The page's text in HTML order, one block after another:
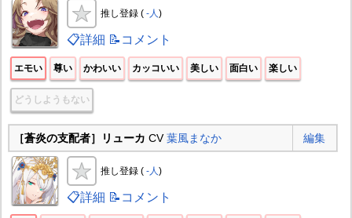
推し登録 ( -人)
📋詳細 📝コメント
エモい 尊い かわいい カッコいい 美しい 面白い 楽しい
どうしようもない
［蒼炎の支配者］リューカ CV葉風まなか 編集
推し登録 ( -人)
📋詳細 📝コメント